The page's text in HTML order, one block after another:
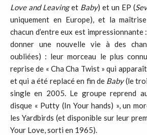
Love and Leavinget Baby) et un EP (
uniquement en Europe), et la
chacun d’entre eux est
donner une nouvelle vie à des
oubliées) : leur morceau le plus
reprise de « Cha Cha Twist » qui
et qui a été replacé en fin de Baby(le
single en 2005. Le groupe reprend
disque « Putty (In Your hands) », un
les Yardbirds (et disponible sur leur
Your Love, sorti en 1965).